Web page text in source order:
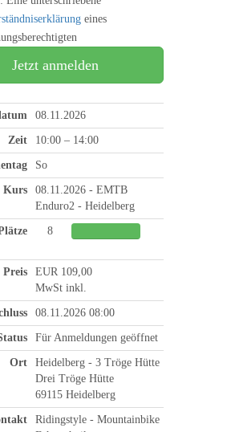
eines
Jetzt anmelden
08.11.2026
Zeit 10:00 – 14:00
So
Kurs
08.11.2026 - EMTB
Enduro2 - Heidelberg
8
Preis
EUR 109,00
MwSt inkl.
08.11.2026 08:00
Für Anmeldungen geöffnet
Ort
Heidelberg - 3 Tröge Hütte
Drei Tröge Hütte
69115 Heidelberg
Ridingstyle - Mountainbike